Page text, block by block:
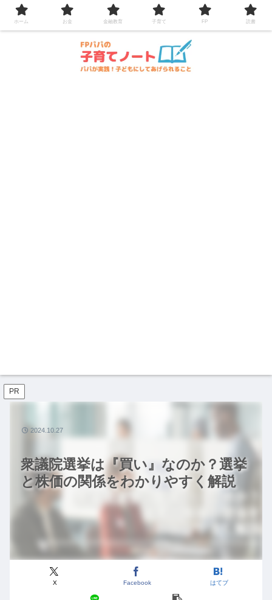
コンテンツへスキップ
PR
衆議院選挙は『買い』なのか？選挙
と株価の関係をわかりやすく解説
X Facebook はてブ
2024.10.27
ホーム お金 金融教育 子育て FP 読書